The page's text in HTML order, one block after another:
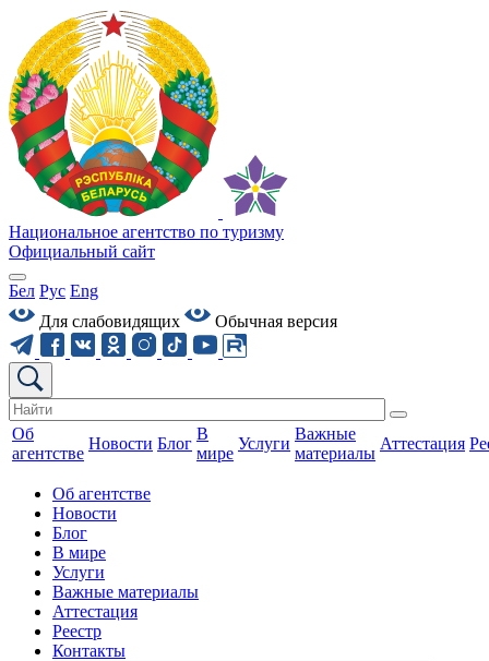
Национальное агентство по туризму
Официальный сайт
Бел Рус Eng
Для слабовидящих
Обычная версия
Об
агентстве
Новости Блог
В
мире
Услуги
Важные
материалы
Аттестация
Об агентстве
Новости
Блог
В мире
Услуги
Важные материалы
Аттестация
Реестр
Контакты